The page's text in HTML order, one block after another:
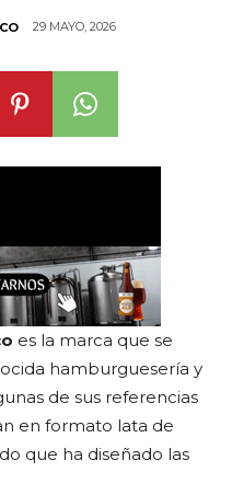
29 MAYO, 2026
es la marca que se
hamburguesería y
de sus referencias
en formato lata de
que ha diseñado las